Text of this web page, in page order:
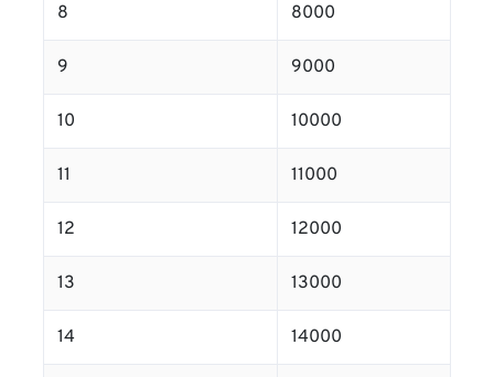
8 8000
9 9000
10 10000
11 11000
12 12000
13 13000
14 14000